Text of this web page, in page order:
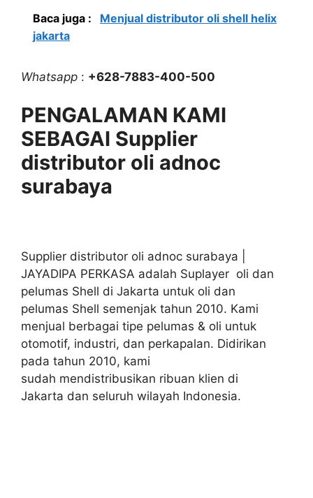
Baca juga :
Menjual distributor oli shell helix
jakarta
Whatsapp : +628-7883-400-500
PENGALAMAN KAMI
SEBAGAI Supplier
distributor oli adnoc
surabaya
Supplier distributor oli adnoc surabaya |
JAYADIPA PERKASA adalah Suplayer oli dan
pelumas Shell di Jakarta untuk oli dan
pelumas Shell semenjak tahun 2010. Kami
menjual berbagai tipe pelumas & oli untuk
otomotif, industri, dan perkapalan. Didirikan
pada tahun 2010, kami
sudah mendistribusikan ribuan klien di
Jakarta dan seluruh wilayah Indonesia.